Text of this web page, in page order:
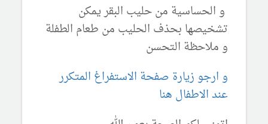
و الحساسية من حليب البقر يمكن
تشخيصها بحذف الحليب من طعام الطفلة
و ملاحظة التحسن
و ارجو زيارة صفحة الاستفراغ المتكرر
عند الاطفال هنا